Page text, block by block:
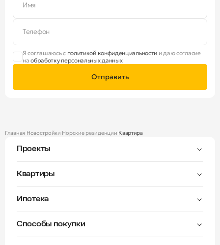
Имя
Телефон
Я соглашаюсь с политикой конфиденциальности и даю согласие
наобработку персональных данных
Отправить
Главная Новостройки Норские резиденции Квартира
Проекты
Тверицы
Норские резиденции
Квартиры
Окна на две стороны
Ипотека
Способы покупки